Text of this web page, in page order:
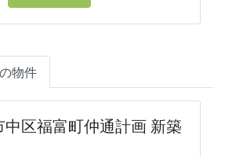
物件
区福富町仲通計画 新築